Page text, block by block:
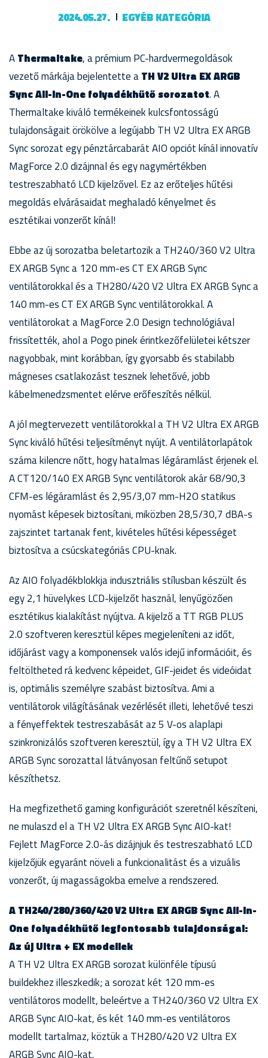
2024.05.27. EGYÉB KATEGÓRIA
AThermaltake, a prémium PC-hardvermegoldások
vezető márkája bejelentette aTH V2 Ultra EX ARGB
Sync All-In-One folyadékhűtő sorozatot. A
Thermaltake kiváló termékeinek kulcsfontosságú
tulajdonságait örökölve a legújabb TH V2 Ultra EX ARGB
Sync sorozat egy pénztárcabarát AIO opciót kínál innovatív
MagForce 2.0 dizájnnal és egy nagymértékben
testreszabható LCD kijelzővel. Ez az erőteljes hűtési
megoldás elvárásaidat meghaladó kényelmet és
esztétikai vonzerőt kínál!
Ebbe az új sorozatba beletartozik a TH240/360 V2 Ultra
EX ARGB Sync a 120 mm-es CT EX ARGB Sync
ventilátorokkal és a TH280/420 V2 Ultra EX ARGB Sync a
140 mm-es CT EX ARGB Sync ventilátorokkal. A
ventilátorokat a MagForce 2.0 Design technológiával
frissítették, ahol a Pogo pinek érintkezőfelületei kétszer
nagyobbak, mint korábban, így gyorsabb és stabilabb
mágneses csatlakozást tesznek lehetővé, jobb
kábelmenedzsmentet elérve erőfeszítés nélkül.
A jól megtervezett ventilátorokkal a TH V2 Ultra EX ARGB
Sync kiváló hűtési teljesítményt nyújt. A ventilátorlapátok
száma kilencre nőtt, hogy hatalmas légáramlást érjenek el.
A CT120/140 EX ARGB Sync ventilátorok akár 68/90,3
CFM-es légáramlást és 2,95/3,07 mm-H2O statikus
nyomást képesek biztosítani, miközben 28,5/30,7 dBA-s
zajszintet tartanak fent, kivételes hűtési képességet
biztosítva a csúcskategóriás CPU-knak.
Az AIO folyadékblokkja indusztriális stílusban készült és
egy 2,1 hüvelykes LCD-kijelzőt használ, lenyűgözően
esztétikus kialakítást nyújtva. A kijelző a TT RGB PLUS
2.0 szoftveren keresztül képes megjeleníteni az időt,
időjárást vagy a komponensek valós idejű információit, és
feltöltheted rá kedvenc képeidet, GIF-jeidet és videóidat
is, optimális személyre szabást biztosítva. Ami a
ventilátorok világításának vezérlését illeti, lehetővé teszi
a fényeffektek testreszabását az 5 V-os alaplapi
szinkronizálós szoftveren keresztül, így a TH V2 Ultra EX
ARGB Sync sorozattal látványosan feltűnő setupot
készíthetsz.
Ha megfizethető gaming konfigurációt szeretnél készíteni,
ne mulaszd el a TH V2 Ultra EX ARGB Sync AIO-kat!
Fejlett MagForce 2.0-ás dizájnjuk és testreszabható LCD
kijelzőjük egyaránt növeli a funkcionalitást és a vizuális
vonzerőt, új magasságokba emelve a rendszered.
A TH240/280/360/420 V2 Ultra EX ARGB Sync All-In-
One folyadékhűtő legfontosabb tulajdonságai:
Az új Ultra + EX modellek
A TH V2 Ultra EX ARGB sorozat különféle típusú
buildekhez illeszkedik; a sorozat két 120 mm-es
ventilátoros modellt, beleértve a TH240/360 V2 Ultra EX
ARGB Sync AIO-kat, és két 140 mm-es ventilátoros
modellt tartalmaz, köztük a TH280/420 V2 Ultra EX
ARGB Sync AIO-kat.